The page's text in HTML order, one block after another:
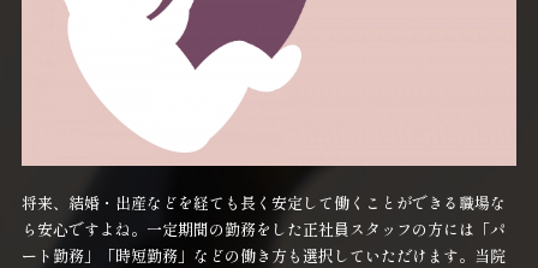
将来、結婚・出産などを経ても長く安定して働くことができる職場な
ら安心ですよね。一定期間の勤務をした正社員スタッフの方には「パ
ート勤務」「時短勤務」などの働き方も選択していただけます。当院